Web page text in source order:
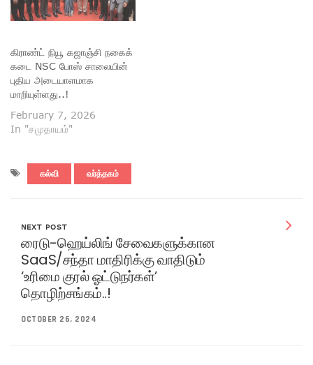
கிராண்ட் நியூ கஜாஞ்சி நகைக்
கடை NSC போஸ் சாலையின்
புதிய அடையாளமாக
மாறியுள்ளது..!
February 7, 2026
In "சமுதாயம்"
கல்வி வர்த்தகம்
NEXT POST
ரைடு-ஹெய்லிங் சேவைகளுக்கான
SaaS/சந்தா மாதிரிக்கு வாதிடும்
‘உரிமை குரல் ஓட்டுநர்கள்’
தொழிற்சங்கம்..!
OCTOBER 26, 2024